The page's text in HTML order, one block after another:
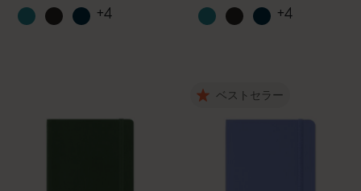
+4 +4
ベストセラー